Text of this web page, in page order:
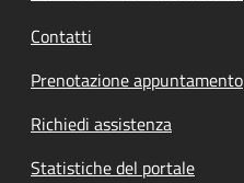
Contatti
Prenotazione appuntamento
Richiedi assistenza
Statistiche del portale